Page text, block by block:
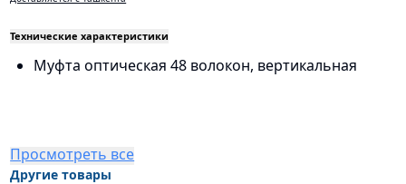
Технические характеристики
Муфта оптическая 48 волокон, вертикальная
Просмотреть все
Другие товары